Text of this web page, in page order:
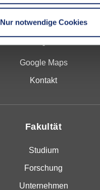
Nur notwendige Cookies
Alteburgstraße 150
72762 Reutlingen
-
Google Maps
Kontakt
Fakultät
Studium
Forschung
Unternehmen